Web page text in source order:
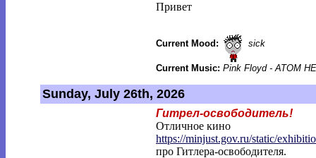
Привет
Current Mood: sick
Current Music: Pink Floyd - ATOM
Sunday, July 26th, 2026
Гитрел-освободитель!
Отличное кино
https://minjust.gov.ru/static/exhibitio
про Гитлера-освободителя.